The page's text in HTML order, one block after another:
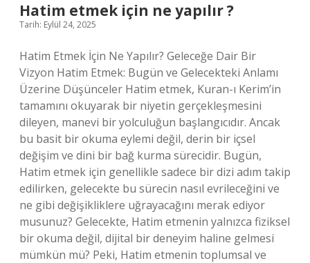
Hatim etmek için ne yapılır ?
Tarih: Eylül 24, 2025
Hatim Etmek İçin Ne Yapılır? Geleceğe Dair Bir
Vizyon Hatim Etmek: Bugün ve Gelecekteki Anlamı
Üzerine Düşünceler Hatim etmek, Kuran-ı Kerim’in
tamamını okuyarak bir niyetin gerçekleşmesini
dileyen, manevi bir yolculuğun başlangıcıdır. Ancak
bu basit bir okuma eylemi değil, derin bir içsel
değişim ve dini bir bağ kurma sürecidir. Bugün,
Hatim etmek için genellikle sadece bir dizi adım takip
edilirken, gelecekte bu sürecin nasıl evrileceğini ve
ne gibi değişikliklere uğrayacağını merak ediyor
musunuz? Gelecekte, Hatim etmenin yalnızca fiziksel
bir okuma değil, dijital bir deneyim haline gelmesi
mümkün mü? Peki, Hatim etmenin toplumsal ve